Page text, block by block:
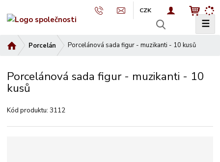
CZK
h
e
☰
v
d
n
s
Porcelán Porcelánová sada figur - muzikanti - 10 kusů
Porcelánová sada figur - muzikanti - 10
kusů
Kód produktu:3112